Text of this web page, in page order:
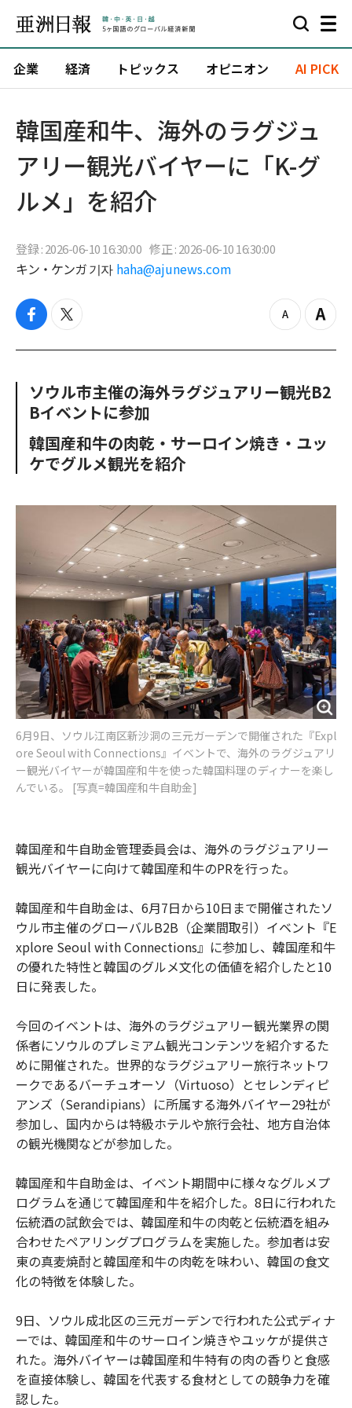
企業 経済 トピックス オピニオン AI PICK
韓国産和牛、海外のラグジュ
アリー観光バイヤーに「K-グ
ルメ」を紹介
登録 : 2026-06-10 16:30:00 修正 : 2026-06-10 16:30:00
キン・ケンガ 기자 haha@ajunews.com
f
c
o
o
t
i
e
r
z
o
u
Z
o
n
ソウル市主催の海外ラグジュアリー観光B2
Bイベントに参加
韓国産和牛の肉乾・サーロイン焼き・ユッ
ケでグルメ観光を紹介
6月9日、ソウル江南区新沙洞の三元ガーデンで開催された『Expl
ore Seoul with Connections』イベントで、海外のラグジュアリ
ー観光バイヤーが韓国産和牛を使った韓国料理のディナーを楽し
んでいる。 [写真=韓国産和牛自助金]
韓国産和牛自助金管理委員会は、海外のラグジュアリー
観光バイヤーに向けて韓国産和牛のPRを行った。
韓国産和牛自助金は、6月7日から10日まで開催されたソ
ウル市主催のグローバルB2B（企業間取引）イベント『E
xplore Seoul with Connections』に参加し、韓国産和牛
の優れた特性と韓国のグルメ文化の価値を紹介したと10
日に発表した。
今回のイベントは、海外のラグジュアリー観光業界の関
係者にソウルのプレミアム観光コンテンツを紹介するた
めに開催された。世界的なラグジュアリー旅行ネットワ
ークであるバーチュオーソ（Virtuoso）とセレンディピ
アンズ（Serandipians）に所属する海外バイヤー29社が
参加し、国内からは特級ホテルや旅行会社、地方自治体
の観光機関などが参加した。
韓国産和牛自助金は、イベント期間中に様々なグルメプ
ログラムを通じて韓国産和牛を紹介した。8日に行われた
伝統酒の試飲会では、韓国産和牛の肉乾と伝統酒を組み
合わせたペアリングプログラムを実施した。参加者は安
東の真麦焼酎と韓国産和牛の肉乾を味わい、韓国の食文
化の特徴を体験した。
9日、ソウル成北区の三元ガーデンで行われた公式ディナ
ーでは、韓国産和牛のサーロイン焼きやユッケが提供さ
れた。海外バイヤーは韓国産和牛特有の肉の香りと食感
を直接体験し、韓国を代表する食材としての競争力を確
認した。